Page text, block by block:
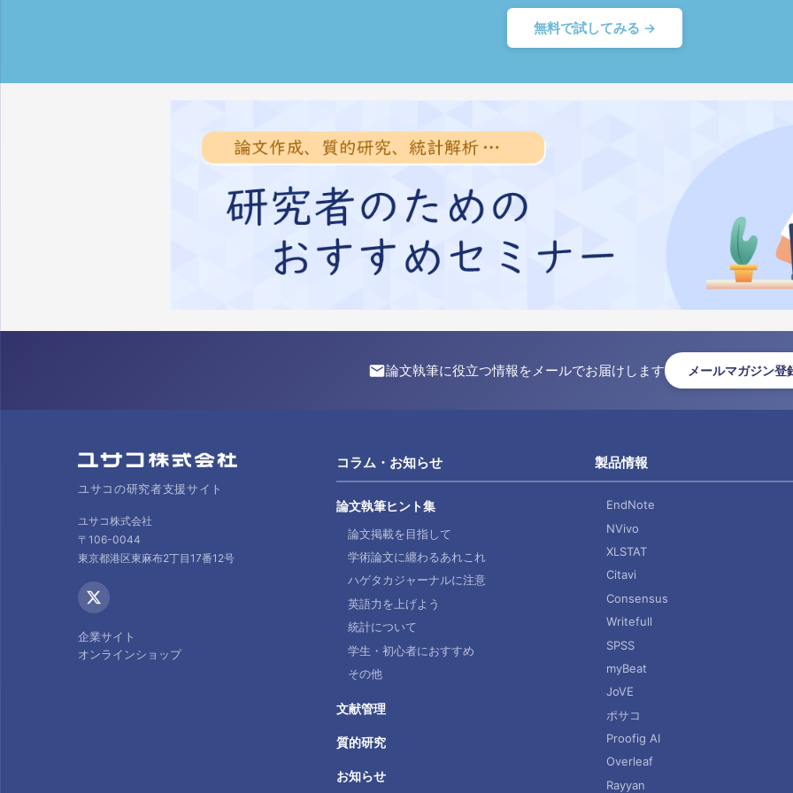
無料で試してみる →
論文執筆に役立つ情報をメールでお届けします メールマガジン登
ユサコの研究者支援サイト
ユサコ株式会社
〒106-0044
東京都港区東麻布2丁目17番12号
企業サイト
オンラインショップ
コラム・お知らせ
論文執筆ヒント集
論文掲載を目指して
学術論文に纏わるあれこれ
ハゲタカジャーナルに注意
英語力を上げよう
統計について
学生・初心者におすすめ
その他
文献管理
質的研究
お知らせ
製品情報
EndNote
NVivo
XLSTAT
Citavi
Consensus
Writefull
SPSS
myBeat
JoVE
ポサコ
Proofig AI
Overleaf
Rayyan